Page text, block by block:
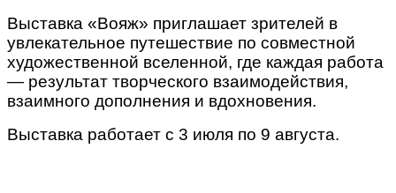
Выставка «Вояж» приглашает зрителей в
увлекательное путешествие по совместной
художественной вселенной, где каждая работа
— результат творческого взаимодействия,
взаимного дополнения и вдохновения.
Выставка работает с 3 июля по 9 августа.